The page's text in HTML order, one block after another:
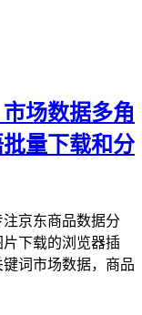
场数据多角
量下载和分
京东商品数据分
下载的浏览器插
词市场数据，商品